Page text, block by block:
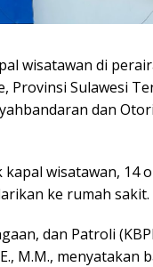
wisatawan di
Provinsi Sulawesi
dan
wisatawan, 14
ke rumah sakit.
dan Patroli
M.M., menyatakan